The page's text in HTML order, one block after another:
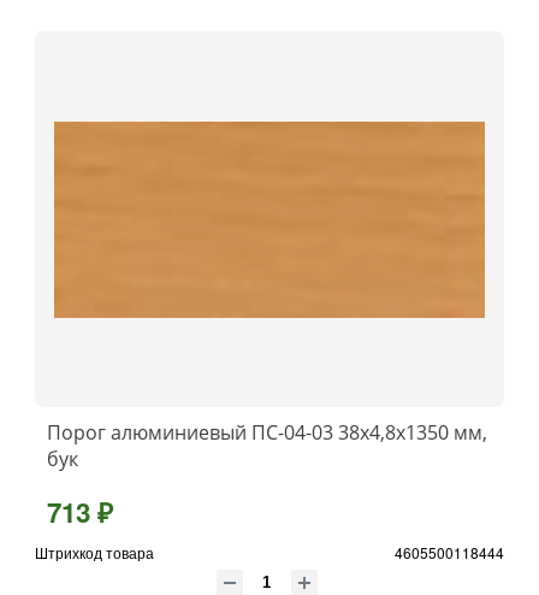
Порог алюминиевый ПС-04-03 38x4,8x1350 мм,
бук
713 ₽
Штрихкод товара 4605500118444